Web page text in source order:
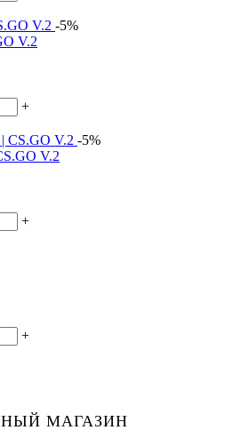
-5%
V.2
+
-5%
V.2
+
+
МАГАЗИН